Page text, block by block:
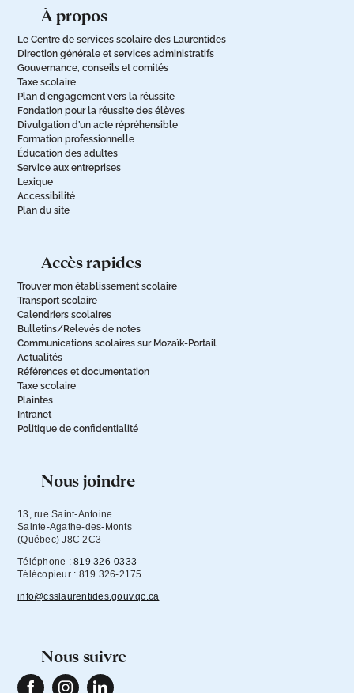
à propos
Le Centre de services scolaire des Laurentides
Direction générale et services administratifs
Gouvernance, conseils et comités
Taxe scolaire
Plan d’engagement vers la réussite
Fondation pour la réussite des élèves
Divulgation d’un acte répréhensible
Formation professionnelle
Éducation des adultes
Service aux entreprises
Lexique
Accessibilité
Plan du site
accès rapides
Trouver mon établissement scolaire
Transport scolaire
Calendriers scolaires
Bulletins/Relevés de notes
Communications scolaires sur Mozaïk-Portail
Actualités
Références et documentation
Taxe scolaire
Plaintes
Intranet
Politique de confidentialité
nous joindre
13, rue Saint-Antoine
Sainte-Agathe-des-Monts
(Québec) J8C 2C3
Téléphone :819 326-0333
Télécopieur : 819 326-2175
info@csslaurentides.gouv.qc.ca
nous suivre